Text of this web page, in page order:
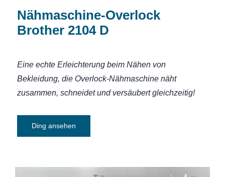
Nähmaschine-Overlock
Brother 2104 D
Eine echte Erleichterung beim Nähen von
Bekleidung, die Overlock-Nähmaschine näht
zusammen, schneidet und versäubert gleichzeitig!
Ding ansehen